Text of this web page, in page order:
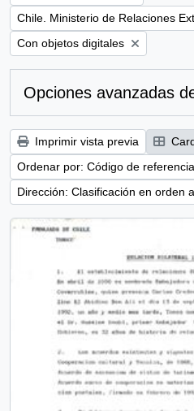
Remove filter:
Chile. Ministerio de Relaciones
Remove filter:
Con objetos digitales
Opciones avanzadas
Imprimir vista previa
Ordenar por: Código de referencia
Dirección: Clasificación en orden